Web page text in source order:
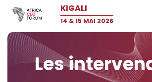
KIGALI
14 & 15 MAI 2026
Les